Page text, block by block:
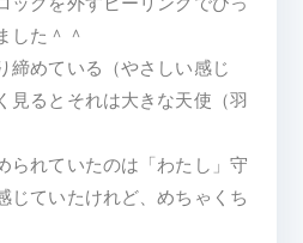
した＾＾
締めている（やさしい感じ
見るとそれは大きな天使（羽
られていたのは「わたし」守
じていたけれど、めちゃくち